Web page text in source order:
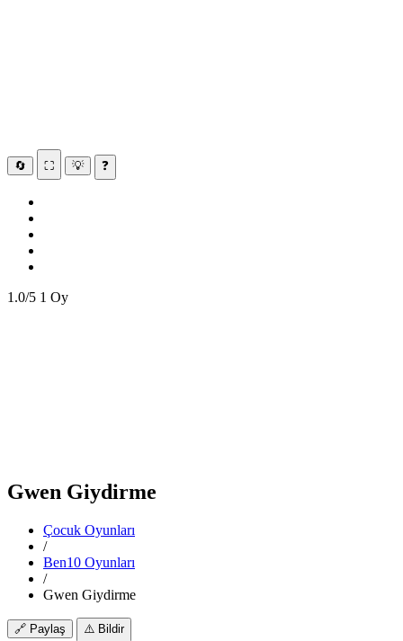
🔄 ⛶ 💡 ❓
1.0/5 1 Oy
Gwen Giydirme
Çocuk Oyunları
/
Ben10 Oyunları
/
Gwen Giydirme
🔗 Paylaş ⚠️ Bildir